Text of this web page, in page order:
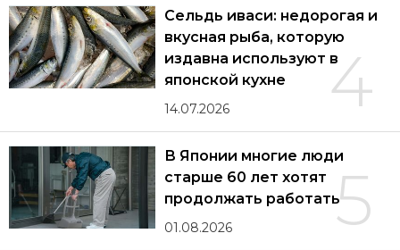
4
Сельдь иваси: недорогая и
вкусная рыба, которую
издавна используют в
японской кухне
14.07.2026
5
В Японии многие люди
старше 60 лет хотят
продолжать работать
01.08.2026